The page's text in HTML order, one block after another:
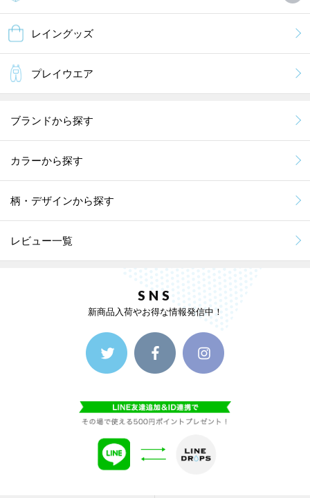
レイングッズ
プレイウエア
ブランドから探す
カラーから探す
柄・デザインから探す
レビュー一覧
SNS
新商品入荷やお得な情報発信中！